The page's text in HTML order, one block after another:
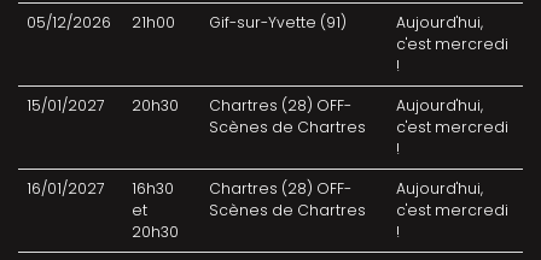
05/12/2026
21h00 Gif-sur-Yvette (91)
Aujourd'hui,
c'est mercredi
!
15/01/2027
20h30
Chartres (28) OFF-
Scènes de Chartres
Aujourd'hui,
c'est mercredi
!
16/01/2027
16h30
et
20h30
Chartres (28) OFF-
Scènes de Chartres
Aujourd'hui,
c'est mercredi
!